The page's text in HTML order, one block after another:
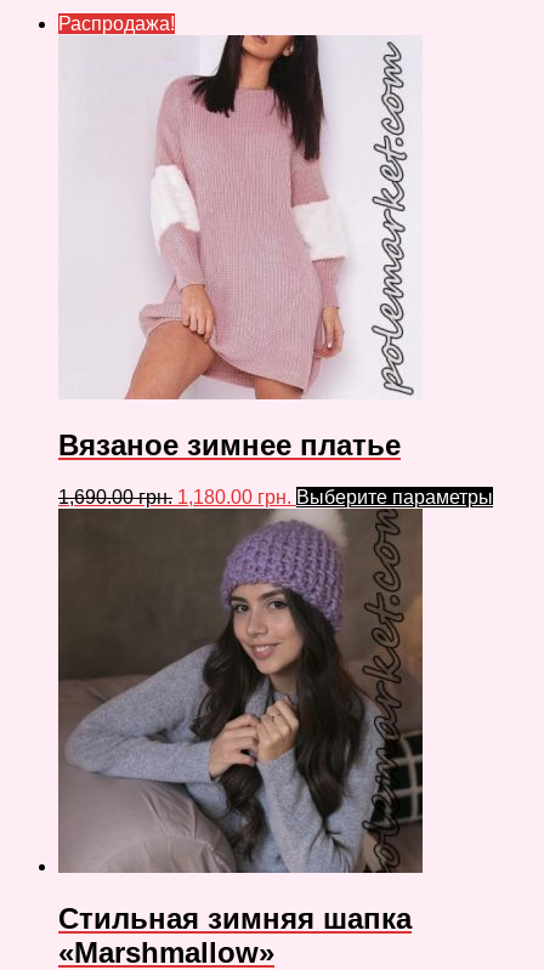
Распродажа!
Вязаное зимнее платье
1,690.00грн. 1,180.00 грн. Выберите параметры
Стильная зимняя шапка
«Marshmallow»